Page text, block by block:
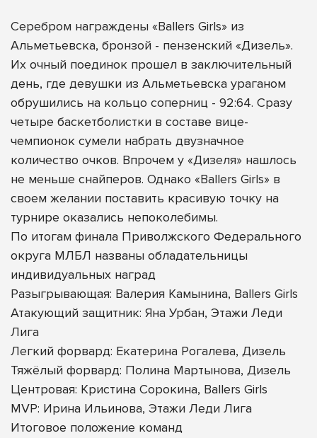
Серебром награждены «Ballers Girls» из
Альметьевска, бронзой - пензенский «Дизель».
Их очный поединок прошел в заключительный
день, где девушки из Альметьевска ураганом
обрушились на кольцо соперниц - 92:64. Сразу
четыре баскетболистки в составе вице-
чемпионок сумели набрать двузначное
количество очков. Впрочем у «Дизеля» нашлось
не меньше снайперов. Однако «Ballers Girls» в
своем желании поставить красивую точку на
турнире оказались непоколебимы.
По итогам финала Приволжского Федерального
округа МЛБЛ названы обладательницы
индивидуальных наград
Разыгрывающая: Валерия Камынина, Ballers Girls
Атакующий защитник: Яна Урбан, Этажи Леди
Лига
Легкий форвард: Екатерина Рогалева, Дизель
Тяжёлый форвард: Полина Мартынова, Дизель
Центровая: Кристина Сорокина, Ballers Girls
MVP: Ирина Ильинова, Этажи Леди Лига
Итоговое положение команд